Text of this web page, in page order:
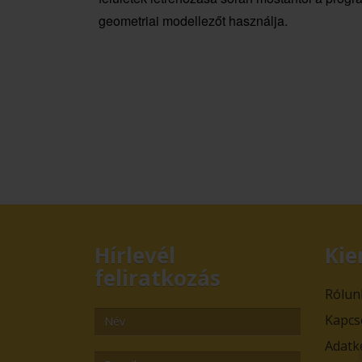
geometriai modellezőt használja.
Hírlevél
feliratkozás